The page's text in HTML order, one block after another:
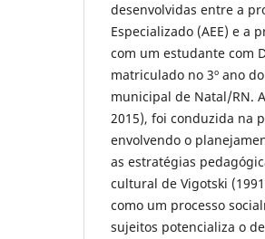
desenvolvidas entre a
Especializado (AEE) e a
com um estudante com
matriculado no 3º ano
municipal de Natal/RN.
2015), foi conduzida na
envolvendo o
as estratégias
cultural de Vigotski
como um processo
sujeitos potencializa o